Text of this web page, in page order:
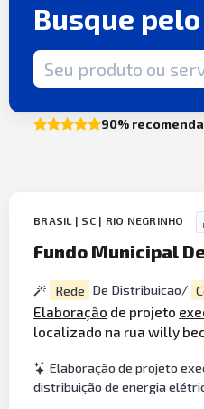
Busque
Termo de busca
90%
BRASIL | SC | RIO NEGRINHO
Fundo Municipal
Rede De Distribuicao/
Elaboração de projeto
localizado na rua willy
Elaboração de projeto
distribuição de energia